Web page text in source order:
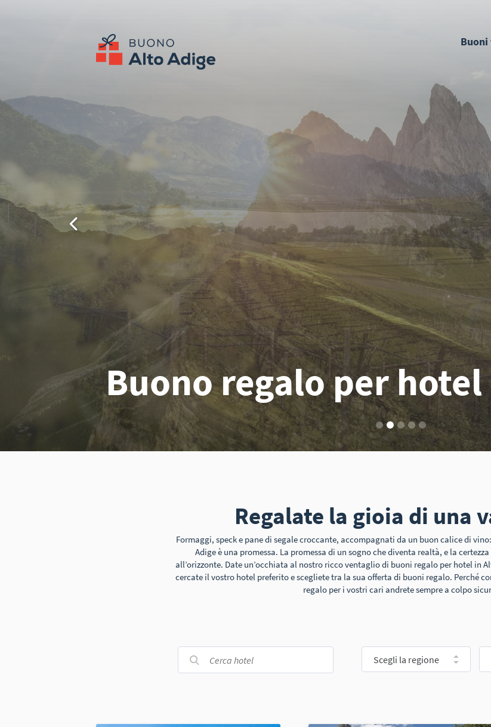
Buoni
Buono regalo per
Regalate la gioia di una
Formaggi, speck e pane di segale croccante, accompagnati da un buon calice di
Adige è una promessa. La promessa di un sogno che diventa realtà, e la
all’orizzonte. Date un’occhiata al nostro ricco ventaglio di buoni regalo per hotel in
cercate il vostro hotel preferito e scegliete tra la sua offerta di buoni regalo. Perché
regalo per i vostri cari andrete sempre a colpo
Scegli la regione